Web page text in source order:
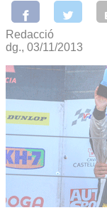
Redacció
dg., 03/11/2013